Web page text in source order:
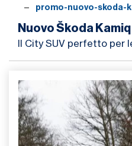
Nuovo Škoda Kamiq
Il City SUV perfetto per
promo-nuovo-skoda-